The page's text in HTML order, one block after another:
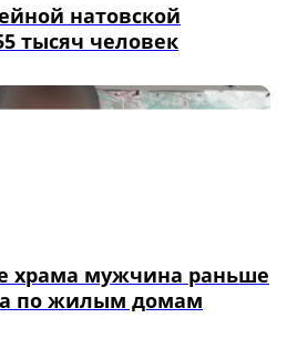
натовской
тысяч человек
храма мужчина раньше
по жилым домам